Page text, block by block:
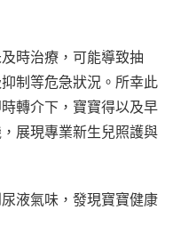
時治療，可能導致抽
制等危急狀況。所幸此
轉介下，寶寶得以及早
展現專業新生兒照護與
液氣味，發現寶寶健康